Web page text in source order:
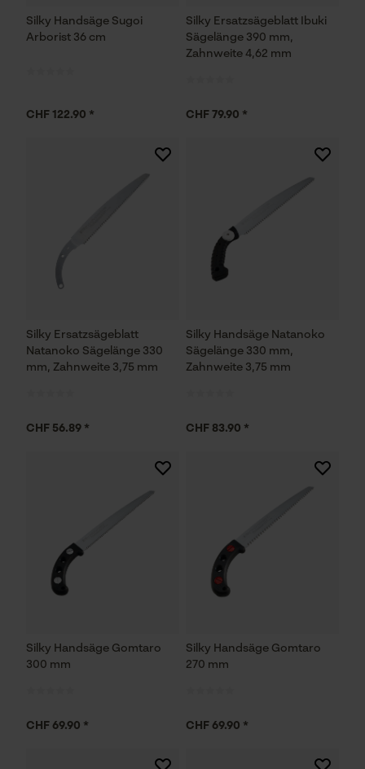
Silky Handsäge Sugoi
Arborist 36 cm
CHF 122.90 *
Silky Ersatzsägeblatt Ibuki
Sägelänge 390 mm,
Zahnweite 4,62 mm
CHF 79.90 *
Silky Ersatzsägeblatt
Natanoko Sägelänge 330
mm, Zahnweite 3,75 mm
CHF 56.89 *
Silky Handsäge Natanoko
Sägelänge 330 mm,
Zahnweite 3,75 mm
CHF 83.90 *
Silky Handsäge Gomtaro
300 mm
CHF 69.90 *
Silky Handsäge Gomtaro
270 mm
CHF 69.90 *